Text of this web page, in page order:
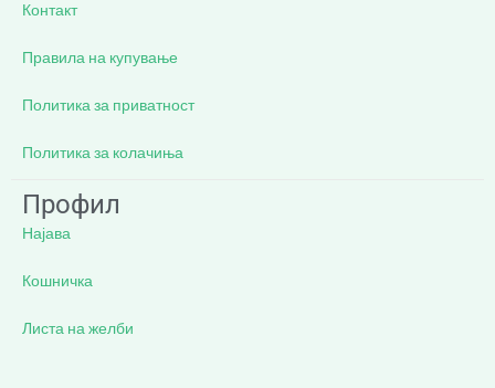
Контакт
Правила на купување
Политика за приватност
Политика за колачиња
Профил
Најава
Кошничка
Листа на желби